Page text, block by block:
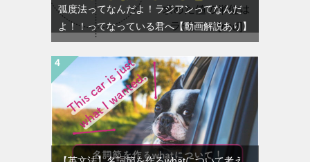
弧度法ってなんだよ！ラジアンってなんだ
よ！！ってなっている君へ【動画解説あり】